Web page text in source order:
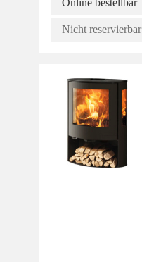
Online bestellbar
Nicht reservierbar